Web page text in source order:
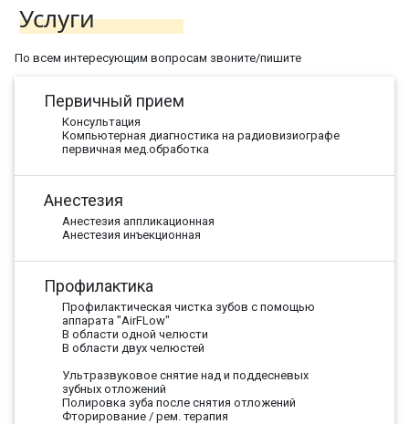
Услуги
По всем интересующим вопросам звоните/пишите
Первичный прием
Консультация
Компьютерная диагностика на радиовизиографе
первичная мед.обработка
Анестезия
Анестезия аппликационная
Анестезия инъекционная
Профилактика
Профилактическая чистка зубов с помощью
аппарата "AirFLow"
В области одной челюсти
В области двух челюстей
Ультразвуковое снятие над и поддесневых
зубных отложений
Полировка зуба после снятия отложений
Фторирование / рем. терапия